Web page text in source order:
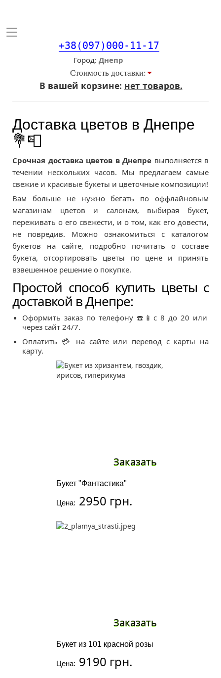
Toggle
+38(097)000-11-17
Город
Стоимость доставки:
В вашей корзине: нет товаров.
Доставка цветов в Днепре
💐📮
Срочная доставка цветов в Днепре выполняется в
течении нескольких часов. Мы предлагаем самые
свежие и красивые букеты и цветочные композиции!
Вам больше не нужно бегать по оффлайновым
магазинам цветов и салонам, выбирая букет,
переживать о его свежести, и о том, как его довести,
не повредив. Можно ознакомиться с каталогом
букетов на сайте, подробно почитать о составе
букета, отсортировать цветы по цене и принять
взвешенное решение о покупке.
Простой способ купить цветы с
доставкой в Днепре:
Оформить заказ по телефону ☎️📱с 8 до 20 или
через сайт 24/7.
Оплатить 💳 на сайте или перевод с карты на
карту.
Букет "Фантастика"
Цена: 2950 грн.
Заказать
Букет из 101 красной розы
Цена: 9190 грн.
Заказать